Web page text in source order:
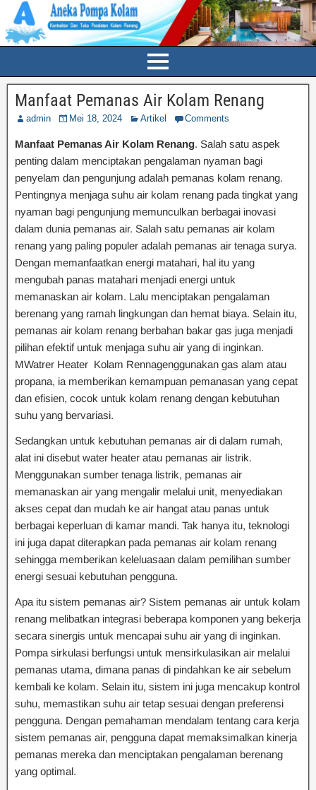
Manfaat Pemanas Air Kolam Renang
admin Mei 18, 2024 Artikel Comments
Manfaat Pemanas Air Kolam Renang. Salah satu aspek
penting dalam menciptakan pengalaman nyaman bagi
penyelam dan pengunjung adalah pemanas kolam renang.
Pentingnya menjaga suhu air kolam renang pada tingkat yang
nyaman bagi pengunjung memunculkan berbagai inovasi
dalam dunia pemanas air. Salah satu pemanas air kolam
renang yang paling populer adalah pemanas air tenaga surya.
Dengan memanfaatkan energi matahari, hal itu yang
mengubah panas matahari menjadi energi untuk
memanaskan air kolam. Lalu menciptakan pengalaman
berenang yang ramah lingkungan dan hemat biaya. Selain itu,
pemanas air kolam renang berbahan bakar gas juga menjadi
pilihan efektif untuk menjaga suhu air yang di inginkan.
MWatrer Heater Kolam Rennagenggunakan gas alam atau
propana, ia memberikan kemampuan pemanasan yang cepat
dan efisien, cocok untuk kolam renang dengan kebutuhan
suhu yang bervariasi.
Sedangkan untuk kebutuhan pemanas air di dalam rumah,
alat ini disebut water heater atau pemanas air listrik.
Menggunakan sumber tenaga listrik, pemanas air
memanaskan air yang mengalir melalui unit, menyediakan
akses cepat dan mudah ke air hangat atau panas untuk
berbagai keperluan di kamar mandi. Tak hanya itu, teknologi
ini juga dapat diterapkan pada pemanas air kolam renang
sehingga memberikan keleluasaan dalam pemilihan sumber
energi sesuai kebutuhan pengguna.
Apa itu sistem pemanas air? Sistem pemanas air untuk kolam
renang melibatkan integrasi beberapa komponen yang bekerja
secara sinergis untuk mencapai suhu air yang di inginkan.
Pompa sirkulasi berfungsi untuk mensirkulasikan air melalui
pemanas utama, dimana panas di pindahkan ke air sebelum
kembali ke kolam. Selain itu, sistem ini juga mencakup kontrol
suhu, memastikan suhu air tetap sesuai dengan preferensi
pengguna. Dengan pemahaman mendalam tentang cara kerja
sistem pemanas air, pengguna dapat memaksimalkan kinerja
pemanas mereka dan menciptakan pengalaman berenang
yang optimal.